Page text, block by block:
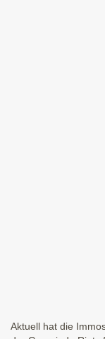
Aktuell hat die